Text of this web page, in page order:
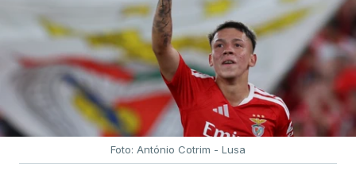
Foto: António Cotrim - Lusa